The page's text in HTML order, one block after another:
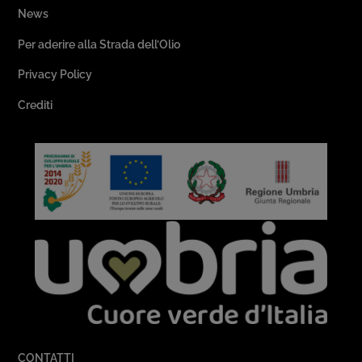
News
Per aderire alla Strada dell’Olio
Privacy Policy
Crediti
CONTATTI